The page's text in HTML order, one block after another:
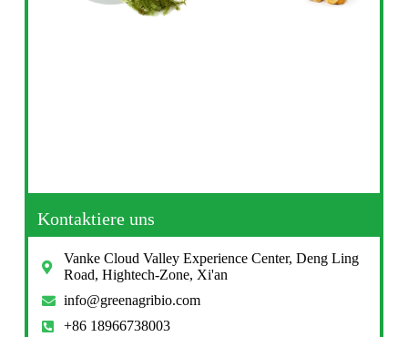
Kontaktiere uns
Vanke Cloud Valley Experience Center, Deng Ling
Road, Hightech-Zone, Xi'an
info@greenagribio.com
+86 18966738003